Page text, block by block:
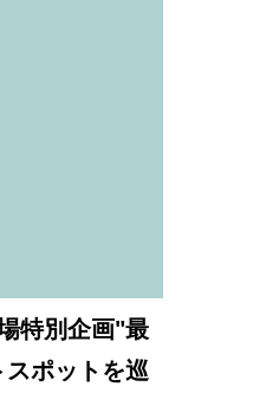
特別企画"最
ポットを巡